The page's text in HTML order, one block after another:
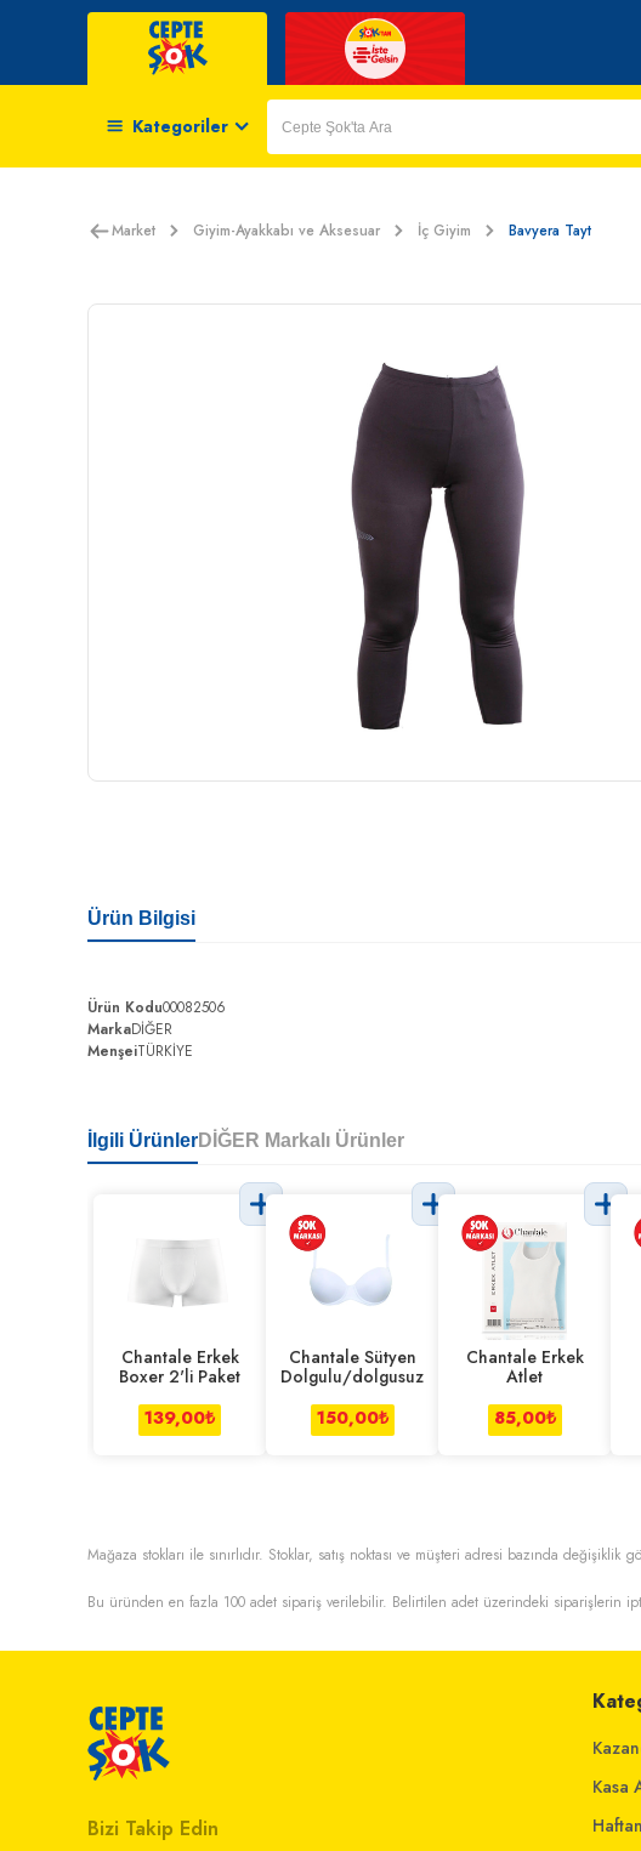
Kategoriler
Market Giyim-Ayakkabı ve Aksesuar İç Giyim Bavyera Tayt
Ürün Bilgisi
Ürün Kodu00082506
MarkaDİĞER
MenşeiTÜRKİYE
İlgili ÜrünlerDİĞER Markalı Ürünler
Chantale Erkek
Boxer 2'li Paket
139,00₺
Chantale Sütyen
Dolgulu/dolgusuz
150,00₺
Chantale Erkek
Atlet
85,00₺
Mağaza stokları ile sınırlıdır. Stoklar, satış noktası ve müşteri adresi bazında değişiklik
Bu üründen en fazla 100 adet sipariş verilebilir. Belirtilen adet üzerindeki siparişlerin
Bizi Takip Edin
Kasa